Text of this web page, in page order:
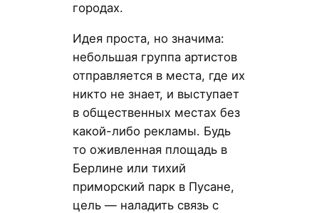
городах.
Идея проста, но значима:
небольшая группа артистов
отправляется в места, где их
никто не знает, и выступает
в общественных местах без
какой-либо рекламы. Будь
то оживленная площадь в
Берлине или тихий
приморский парк в Пусане,
цель — наладить связь с